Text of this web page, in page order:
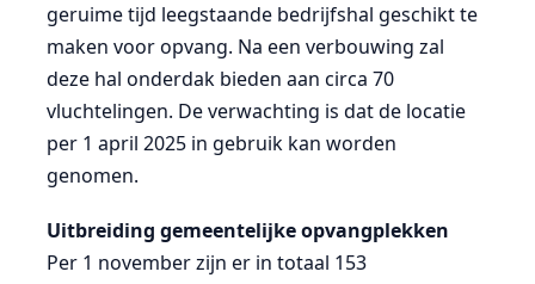
geruime tijd leegstaande bedrijfshal geschikt te
maken voor opvang. Na een verbouwing zal
deze hal onderdak bieden aan circa 70
vluchtelingen. De verwachting is dat de locatie
per 1 april 2025 in gebruik kan worden
genomen.
Uitbreiding gemeentelijke opvangplekken
Per 1 november zijn er in totaal 153